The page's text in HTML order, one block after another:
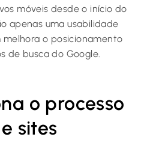
móveis desde o início do
apenas uma usabilidade
o posicionamento
de busca do Google.
o processo
sites